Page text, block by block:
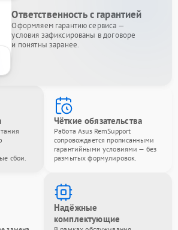
Ответственность с гарантией
Оформляем гарантию сервиса —
условия зафиксированы в договоре
и понятны заранее.
сбои.
Чёткие обязательства
Работа Asus RemSupport
сопровождается прописанными
гарантийными условиями — без
размытых формулировок.
Надёжные
комплектующие